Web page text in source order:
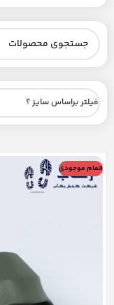
فیلتر براساس سایز ؟
اتمام موجودی